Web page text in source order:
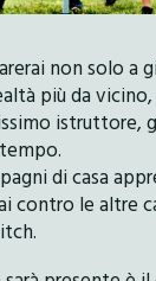
non solo a
più da vicino,
istruttore,
di casa
contro le altre